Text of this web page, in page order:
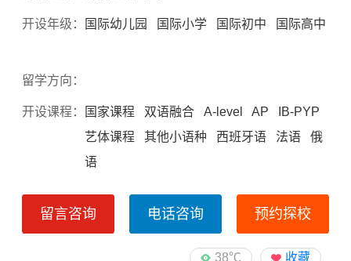
开设年级： 国际幼儿园 国际小学 国际初中 国际高中
留学方向：
开设课程：
国家课程 双语融合 A-level AP IB-PYP
艺体课程 其他小语种 西班牙语 法语 俄
语
留言咨询 电话咨询 预约探校
38℃ 收藏